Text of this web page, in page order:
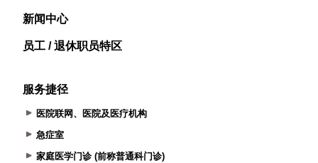
新闻中心
员工 / 退休职员特区
服务捷径
医院联网、医院及医疗机构
急症室
家庭医学门诊 (前称普通科门诊)